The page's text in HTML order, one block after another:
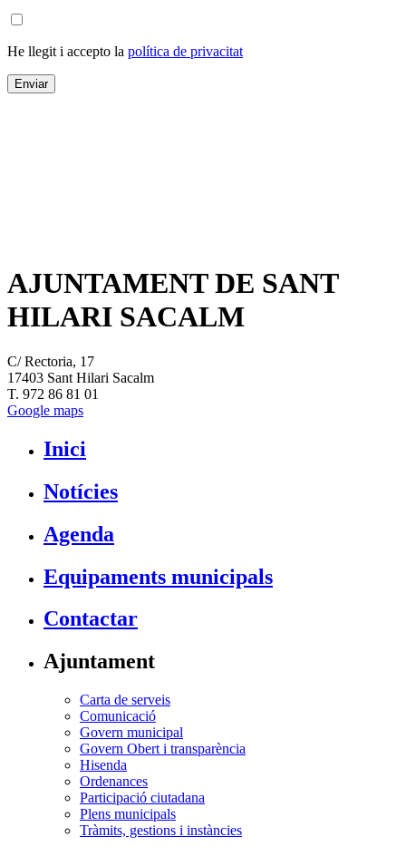
He llegit i accepto la política de privacitat
AJUNTAMENT DE SANT
HILARI SACALM
C/ Rectoria, 17
17403 Sant Hilari Sacalm
T. 972 86 81 01
Google maps
Inici
Notícies
Agenda
Equipaments municipals
Contactar
Ajuntament
Carta de serveis
Comunicació
Govern municipal
Govern Obert i transparència
Hisenda
Ordenances
Participació ciutadana
Plens municipals
Tràmits, gestions i instàncies